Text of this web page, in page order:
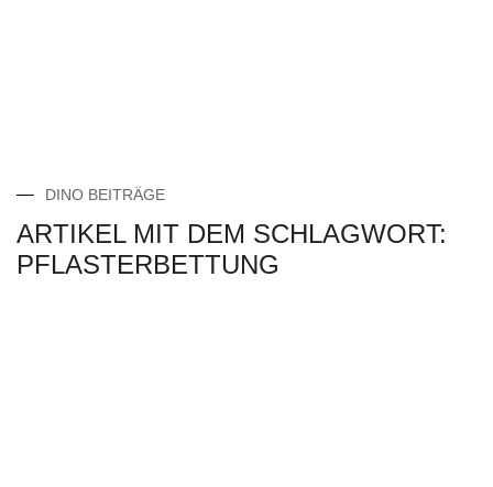
DINO BEITRÄGE
ARTIKEL MIT DEM SCHLAGWORT:
PFLASTERBETTUNG